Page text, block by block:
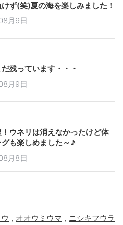
ず(笑)夏の海を楽しみました！
月9日
残っています・・・
月9日
ウネリは消えなかったけど体
も楽しめました～♪
月8日
, オオウミウマ , ニシキフウラ